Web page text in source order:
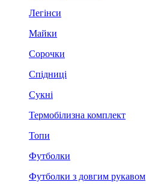
Легінси
Майки
Сорочки
Спідниці
Сукні
Термобілизна комплект
Топи
Футболки
Футболки з довгим рукавом